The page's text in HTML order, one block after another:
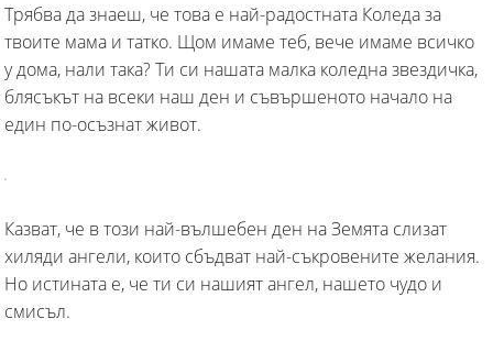
Трябва да знаеш, че това е най-радостната Коледа за
твоите мама и татко. Щом имаме теб, вече имаме всичко
у дома, нали така? Ти си нашата малка коледна звездичка,
блясъкът на всеки наш ден и съвършеното начало на
един по-осъзнат живот.
Казват, че в този най-вълшебен ден на Земята слизат
хиляди ангели, които сбъдват най-съкровените желания.
Но истината е, че ти си нашият ангел, нашето чудо и
смисъл.